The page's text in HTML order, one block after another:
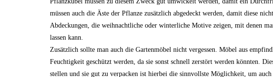
müssen auch die Äste der Pflanze zusätzlich abgedeckt werden, damit diese
Abdeckungen, die weihnachtliche oder winterliche Motive zeigen, mit denen
lassen kann.
Zusätzlich sollte man auch die Gartenmöbel nicht vergessen. Möbel aus
Feuchtigkeit geschützt werden, da sie sonst schnell zerstört werden könnten.
stellen und sie gut zu verpacken ist hierbei die sinnvollste Möglichkeit, um auch